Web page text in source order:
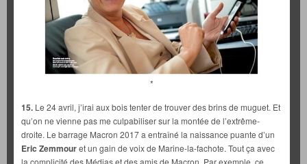
*
15. Le 24 avril, j’irai aux bois tenter de trouver des brins de muguet. Et
qu’on ne vienne pas me culpabiliser sur la montée de l’extrême-
droite. Le barrage Macron 2017 a entraîné la naissance puante d’un
Eric Zemmouret un gain de voix de Marine-la-fachote. Tout ça avec
la complicité des Médias et des amis de Macron. Par exemple, ce